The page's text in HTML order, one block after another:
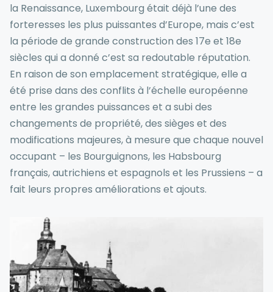
la Renaissance, Luxembourg était déjà l’une des
forteresses les plus puissantes d’Europe, mais c’est
la période de grande construction des 17e et 18e
siècles qui a donné c’est sa redoutable réputation.
En raison de son emplacement stratégique, elle a
été prise dans des conflits à l’échelle européenne
entre les grandes puissances et a subi des
changements de propriété, des sièges et des
modifications majeures, à mesure que chaque nouvel
occupant – les Bourguignons, les Habsbourg
français, autrichiens et espagnols et les Prussiens – a
fait leurs propres améliorations et ajouts.